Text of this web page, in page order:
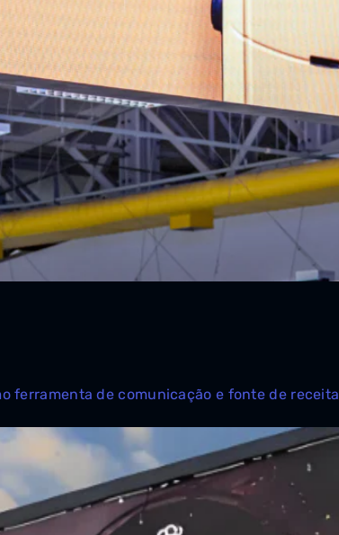
ferramenta de comunicação e fonte de receita